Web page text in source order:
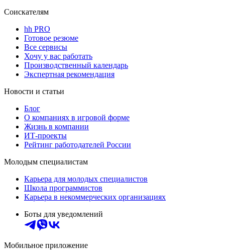
Соискателям
hh PRO
Готовое резюме
Все сервисы
Хочу у вас работать
Производственный календарь
Экспертная рекомендация
Новости и статьи
Блог
О компаниях в игровой форме
Жизнь в компании
ИТ-проекты
Рейтинг работодателей России
Молодым специалистам
Карьера для молодых специалистов
Школа программистов
Карьера в некоммерческих организациях
Боты для уведомлений
Мобильное приложение